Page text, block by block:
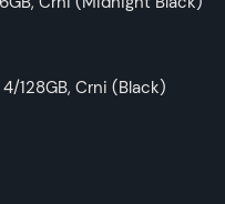
128GB, Crni (Black)